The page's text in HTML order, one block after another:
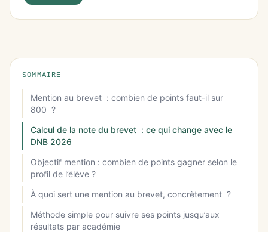
SOMMAIRE
Mention au brevet : combien de points faut-il sur
800 ?
Calcul de la note du brevet : ce qui change avec le
DNB 2026
Objectif mention : combien de points gagner selon le
profil de l’élève ?
À quoi sert une mention au brevet, concrètement ?
Méthode simple pour suivre ses points jusqu’aux
résultats par académie